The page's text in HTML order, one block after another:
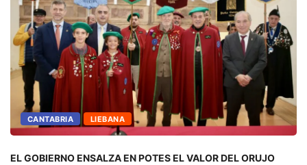
CANTABRIA LIEBANA
EL GOBIERNO ENSALZA EN POTES EL VALOR DEL ORUJO